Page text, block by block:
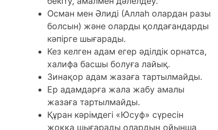
Осман мен Әлиді (Аллаһ олардан разы
болсын) және оларды қолдағандарды
кәпірге шығарады.
Кез келген адам егер әділдік орнатса,
халифа басшы болуға лайық.
Зинақор адам жазаға тартылмайды.
Ер адамдарға жала жабу амалы
жазаға тартылмайды.
Құран кәрімдегі «Юсуф» сүресін
жоққа шығарады олардың ойынша